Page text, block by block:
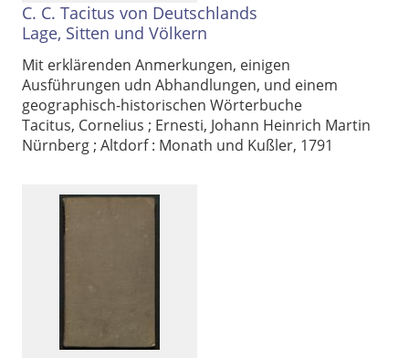
C. C. Tacitus von Deutschlands
Lage, Sitten und Völkern
Mit erklärenden Anmerkungen, einigen
Ausführungen udn Abhandlungen, und einem
geographisch-historischen Wörterbuche
Tacitus, Cornelius ; Ernesti, Johann Heinrich Martin
Nürnberg ; Altdorf : Monath und Kußler, 1791